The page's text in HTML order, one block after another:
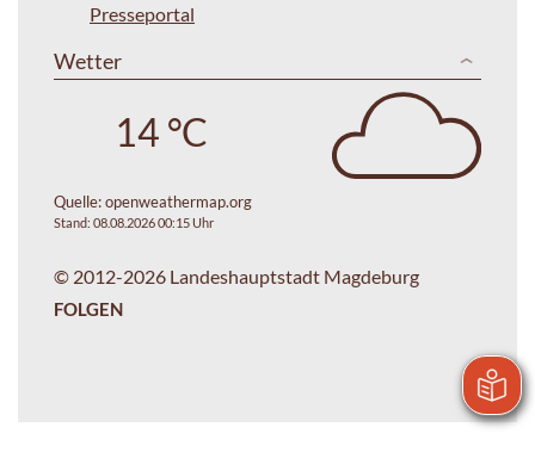
Presseportal
Wetter
14 °C
Quelle:openweathermap.org
Stand: 08.08.2026 00:15 Uhr
© 2012-2026 Landeshauptstadt Magdeburg
FOLGEN